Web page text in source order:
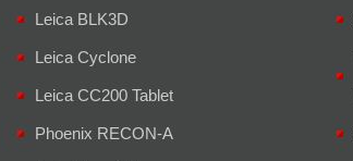
Leica BLK3D
Leica Cyclone
Leica CC200 Tablet
Phoenix RECON-A